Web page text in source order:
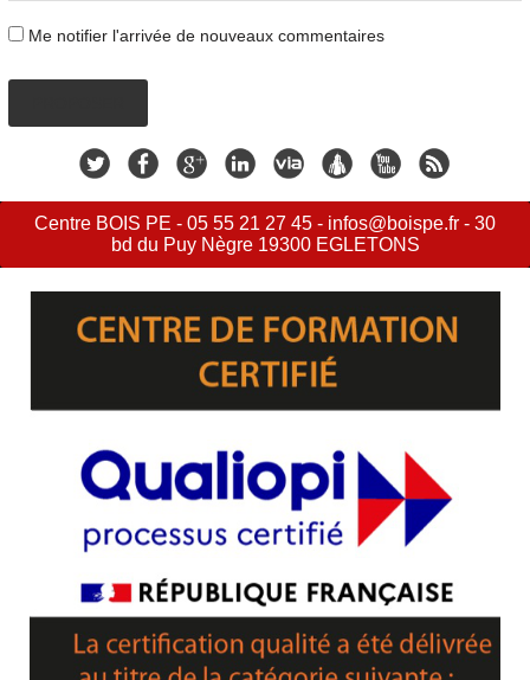
Me notifier l'arrivée de nouveaux commentaires
Centre BOIS PE - 05 55 21 27 45 - infos@boispe.fr - 30
bd du Puy Nègre 19300 EGLETONS